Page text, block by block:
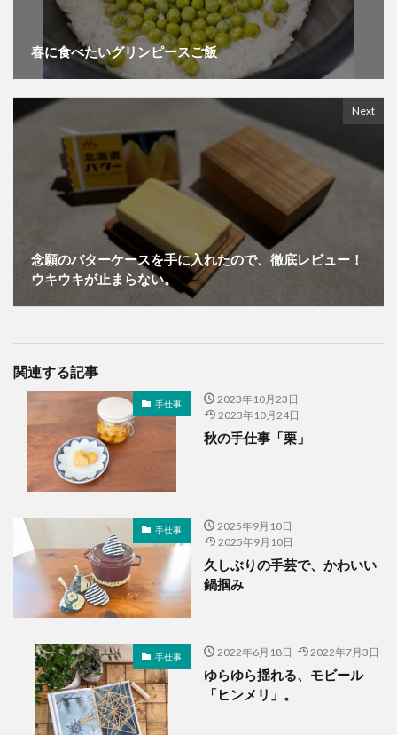
春に食べたいグリンピースご飯
Next
念願のバターケースを手に入れたので、徹底レビュー！
ウキウキが止まらない。
関連する記事
手仕事
2023年10月23日
2023年10月24日
秋の手仕事「栗」
手仕事
2025年9月10日
2025年9月10日
久しぶりの手芸で、かわいい
鍋掴み
手仕事 2022年6月18日 2022年7月3日
ゆらゆら揺れる、モビール
「ヒンメリ」。